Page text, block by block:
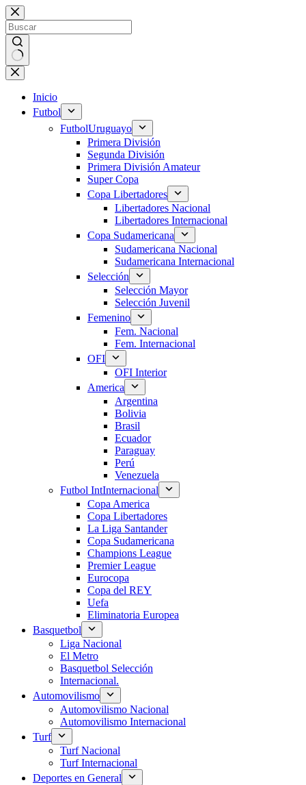
Saltar
al
contenido
Sin
resultados
Inicio
Futbol
FutbolUruguayo
Primera División
Segunda División
Primera División Amateur
Super Copa
Copa Libertadores
Libertadores Nacional
Libertadores Internacional
Copa Sudamericana
Sudamericana Nacional
Sudamericana Internacional
Selección
Selección Mayor
Selección Juvenil
Femenino
Fem. Nacional
Fem. Internacional
OFI
OFI Interior
America
Argentina
Bolivia
Brasil
Ecuador
Paraguay
Perú
Venezuela
Futbol IntInternacional
Copa America
Copa Libertadores
La Liga Santander
Copa Sudamericana
Champions League
Premier League
Eurocopa
Copa del REY
Uefa
Eliminatoria Europea
Basquetbol
Liga Nacional
El Metro
Basquetbol Selección
Internacional.
Automovilismo
Automovilismo Nacional
Automovilismo Internacional
Turf
Turf Nacional
Turf Internacional
Deportes en General